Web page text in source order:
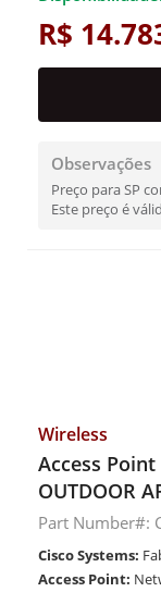
R$
Observações
Preço para SP
Este preço é
Wireless
Access Point
OUTDOOR
Part Number#:
Cisco Systems:
Access Point: